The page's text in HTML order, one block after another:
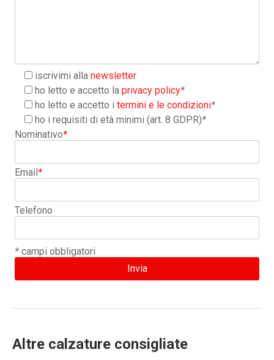
iscrivimi allanewsletter
ho letto e accetto laprivacy policy*
ho letto e accetto itermini e le condizioni*
ho i requisiti di età minimi (art. 8 GDPR)*
Nominativo*
Email*
Telefono
* campi obbligatori
Altre calzature consigliate